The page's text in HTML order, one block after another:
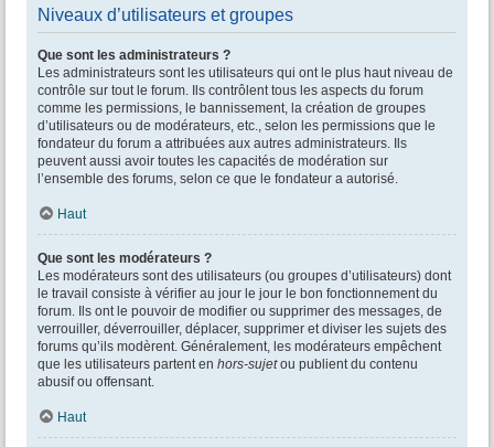
Niveaux d’utilisateurs et groupes
Que sont les administrateurs ?
Les administrateurs sont les utilisateurs qui ont le plus haut niveau de
contrôle sur tout le forum. Ils contrôlent tous les aspects du forum
comme les permissions, le bannissement, la création de groupes
d’utilisateurs ou de modérateurs, etc., selon les permissions que le
fondateur du forum a attribuées aux autres administrateurs. Ils
peuvent aussi avoir toutes les capacités de modération sur
l’ensemble des forums, selon ce que le fondateur a autorisé.
Haut
Que sont les modérateurs ?
Les modérateurs sont des utilisateurs (ou groupes d’utilisateurs) dont
le travail consiste à vérifier au jour le jour le bon fonctionnement du
forum. Ils ont le pouvoir de modifier ou supprimer des messages, de
verrouiller, déverrouiller, déplacer, supprimer et diviser les sujets des
forums qu’ils modèrent. Généralement, les modérateurs empêchent
que les utilisateurs partent en hors-sujetou publient du contenu
abusif ou offensant.
Haut